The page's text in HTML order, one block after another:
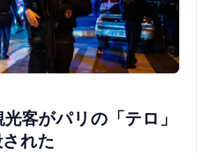
客がパリの「テロ」
れた